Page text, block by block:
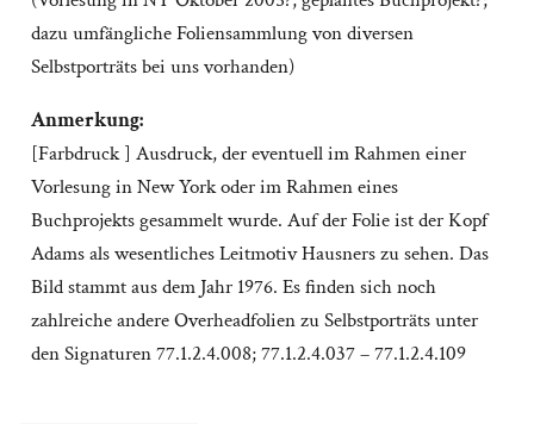
dazu umfängliche Foliensammlung von diversen
Selbstporträts bei uns vorhanden)
Anmerkung:
[Farbdruck ] Ausdruck, der eventuell im Rahmen einer
Vorlesung in New York oder im Rahmen eines
Buchprojekts gesammelt wurde. Auf der Folie ist der Kopf
Adams als wesentliches Leitmotiv Hausners zu sehen. Das
Bild stammt aus dem Jahr 1976. Es finden sich noch
zahlreiche andere Overheadfolien zu Selbstporträts unter
den Signaturen 77.1.2.4.008; 77.1.2.4.037 – 77.1.2.4.109